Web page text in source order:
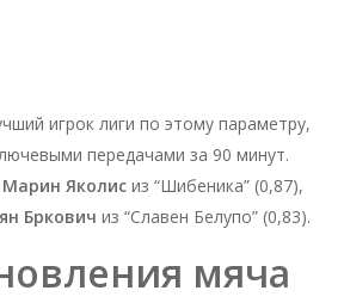
игрок лиги по этому параметру,
передачами за 90 минут.
Марин Яколисиз “Шибеника” (0,87),
Бркович из “Славен Белупо” (0,83).
мяча